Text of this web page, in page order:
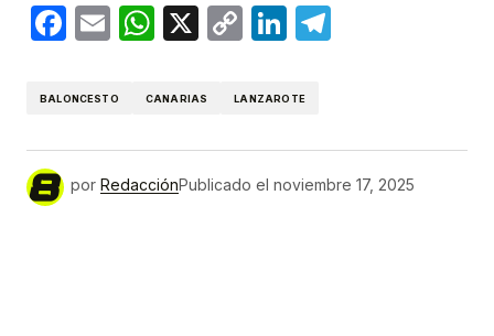
Facebook
EmailWhatsApp
X
CopyLinkedIn
BALONCESTO CANARIAS LANZAROTE
por RedacciónPublicado el noviembre 17, 2025